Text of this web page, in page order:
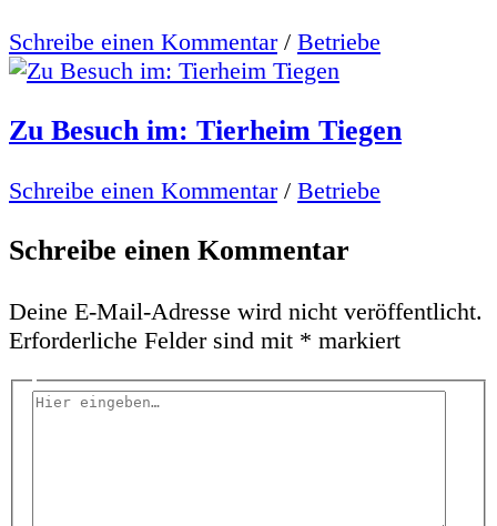
Schreibe einen Kommentar / Betriebe
Zu Besuch im: Tierheim Tiegen
Schreibe einen Kommentar / Betriebe
Schreibe einen Kommentar
Deine E-Mail-Adresse wird nicht veröffentlicht.
Erforderliche Felder sind mit * markiert
Hier